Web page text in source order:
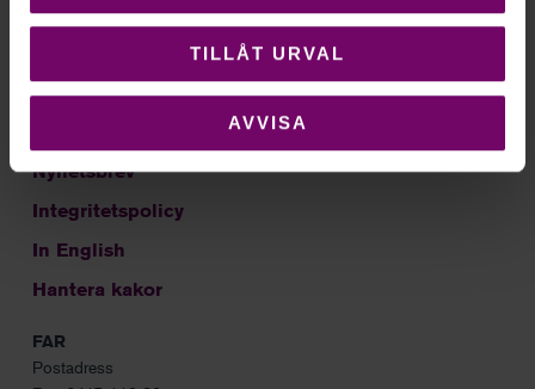
TILLÅT URVAL
AVVISA
Sök
Kontakt
Nyhetsbrev
Integritetspolicy
In English
Hantera kakor
FAR
Postadress